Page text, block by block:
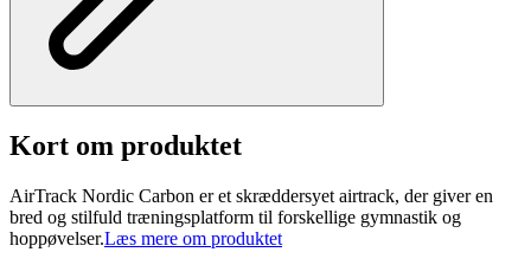
Kort om produktet
AirTrack Nordic Carbon er et skræddersyet airtrack, der giver en
bred og stilfuld træningsplatform til forskellige gymnastik og
hoppøvelser.Læs mere om produktet